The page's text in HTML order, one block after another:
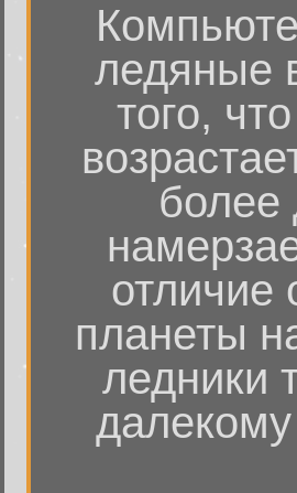
ледяные
того,
более
отличие
планеты
ледники